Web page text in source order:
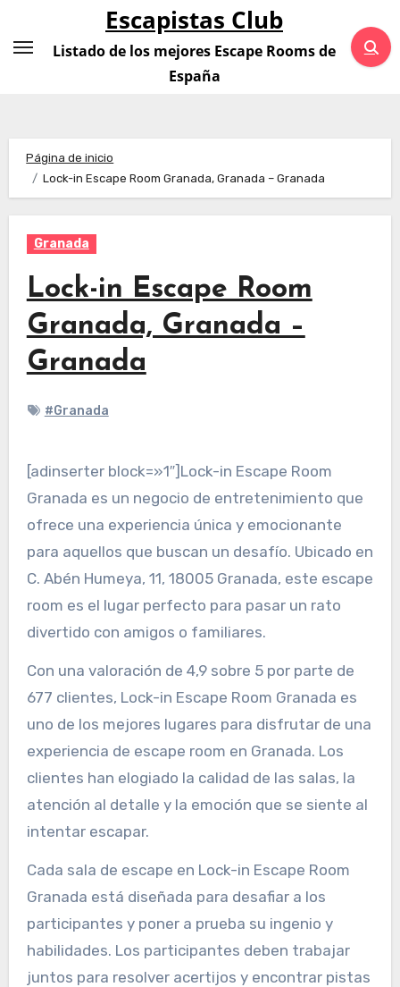
contenido
Escapistas Club
Listado de los mejores Escape Rooms de
España
Página de inicio
Lock-in Escape Room Granada, Granada – Granada
Granada
Lock-in Escape Room
Granada, Granada –
Granada
#Granada
[adinserter block=»1″]Lock-in Escape Room
Granada es un negocio de entretenimiento que
ofrece una experiencia única y emocionante
para aquellos que buscan un desafío. Ubicado en
C. Abén Humeya, 11, 18005 Granada, este escape
room es el lugar perfecto para pasar un rato
divertido con amigos o familiares.
Con una valoración de 4,9 sobre 5 por parte de
677 clientes, Lock-in Escape Room Granada es
uno de los mejores lugares para disfrutar de una
experiencia de escape room en Granada. Los
clientes han elogiado la calidad de las salas, la
atención al detalle y la emoción que se siente al
intentar escapar.
Cada sala de escape en Lock-in Escape Room
Granada está diseñada para desafiar a los
participantes y poner a prueba su ingenio y
habilidades. Los participantes deben trabajar
juntos para resolver acertijos y encontrar pistas